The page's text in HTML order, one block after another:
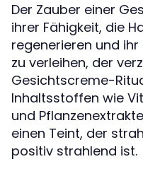
Der Zauber einer
ihrer Fähigkeit, die
regenerieren und
zu verleihen, der
Gesichtscreme-
Inhaltsstoffen wie
und
einen Teint, der
positiv strahlend ist.